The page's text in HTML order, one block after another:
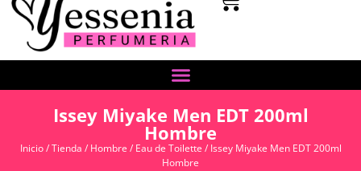
Issey Miyake Men EDT 200ml
Hombre
Inicio/Tienda / Hombre / Eau de Toilette / Issey Miyake Men EDT 200ml
Hombre